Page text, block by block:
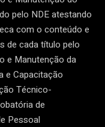
pelo NDE atestando
com o conteúdo e
de cada título pelo
e Manutenção da
e Capacitação
Técnico-
de
Pessoal